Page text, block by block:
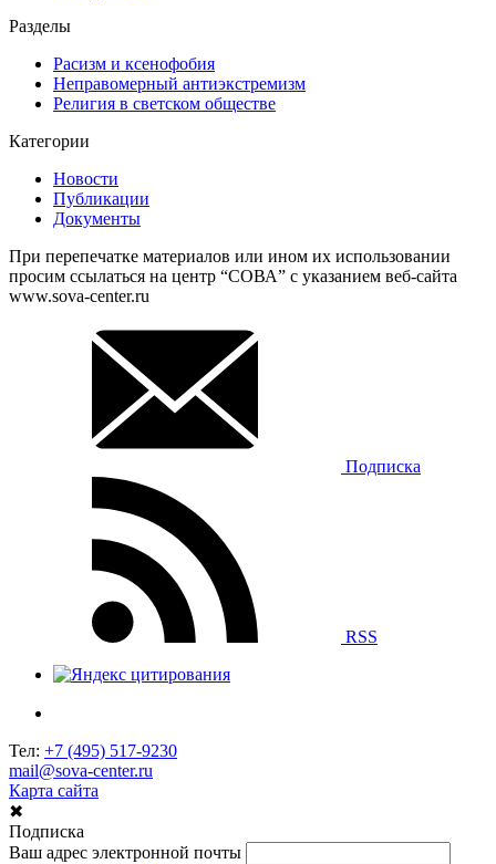
Разделы
Расизм и ксенофобия
Неправомерный антиэкстремизм
Религия в светском обществе
Категории
Новости
Публикации
Документы
При перепечатке материалов или ином их использовании
просим ссылаться на центр “СОВА” с указанием веб-сайта
www.sova-center.ru
Подписка
RSS
Тел: +7 (495) 517-9230
mail@sova-center.ru
Карта сайта
✖
Подписка
Ваш адрес электронной почты